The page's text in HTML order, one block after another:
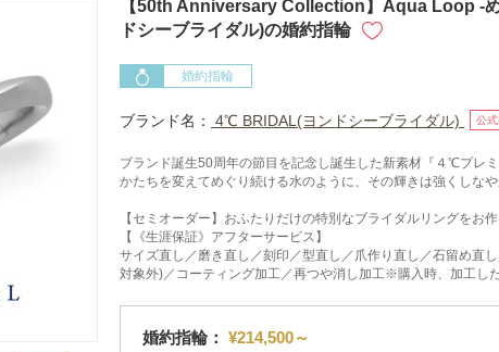
【50th Anniversary Collection】Aqua Loop -
ドシーブライダル)の婚約指輪
婚約指輪
ブランド名： 4℃ BRIDAL(ヨンドシーブライダル) 公
ブランド誕生50周年の節目を記念し誕生した新素材『４℃プレ
かたちを変えてめぐり続ける水のように、その輝きは強くしな
【セミオーダー】おふたりだけの特別なブライダルリングをお
【《生涯保証》アフターサービス】
サイズ直し／磨き直し／刻印／型直し／爪作り直し／石留め直
対象外)／コーティング加工／再つや消し加工※購入時、加工し
婚約指輪： ¥214,500～